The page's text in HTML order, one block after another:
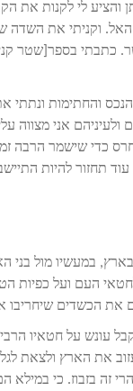
והציע לי לקנות את
האל. וקניתי את
בספר[שטר
והחתימות ונתתי
אני מצווה
כדי שישמר הרבה
תחזור להיות
במעשיו מול בני
העם ועל
את הכשדים
עונש על חטאיו
את הארץ ולצאת
זה בזבוז. כי